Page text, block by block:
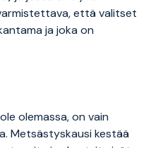
että valitset
ja joka on
olemassa, on vain
Metsästyskausi kestää